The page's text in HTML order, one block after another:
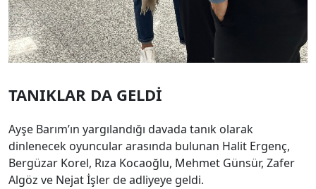
TANIKLAR DA GELDİ
Ayşe Barım’ın yargılandığı davada tanık olarak
dinlenecek oyuncular arasında bulunan Halit Ergenç,
Bergüzar Korel, Rıza Kocaoğlu, Mehmet Günsür, Zafer
Algöz ve Nejat İşler de adliyeye geldi.